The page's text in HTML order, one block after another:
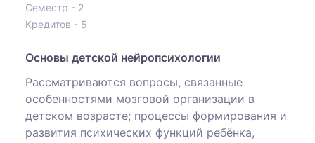
Семестр - 2
Кредитов - 5
Основы детской нейропсихологии
Рассматриваются вопросы, связанные
особенностями мозговой организации в
детском возрасте; процессы формирования и
развития психических функций ребёнка,